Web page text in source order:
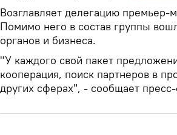
Возглавляет делегацию премьер-
Помимо него в состав группы
органов и бизнеса.
"У каждого свой пакет
кооперация, поиск партнеров в
других сферах", - сообщает